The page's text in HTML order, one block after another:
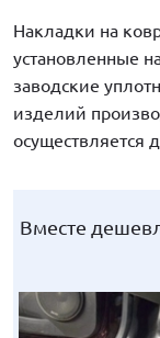
Накладки на
установленные
заводские
изделий
осуществляется
Вместе
Вместе
Вместе
Вместе
Вместе
Вместе
Вместе